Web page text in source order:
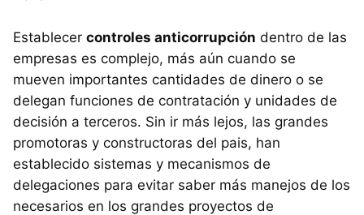
Establecer controles anticorrupción dentro de las
empresas es complejo, más aún cuando se
mueven importantes cantidades de dinero o se
delegan funciones de contratación y unidades de
decisión a terceros. Sin ir más lejos, las grandes
promotoras y constructoras del pais, han
establecido sistemas y mecanismos de
delegaciones para evitar saber más manejos de los
necesarios en los grandes proyectos de